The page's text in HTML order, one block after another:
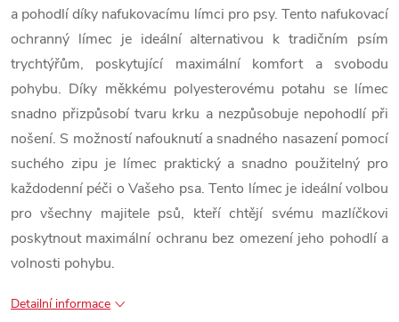
a pohodlí díky nafukovacímu límci pro psy. Tento nafukovací
ochranný límec je ideální alternativou k tradičním psím
trychtýřům, poskytující maximální komfort a svobodu
pohybu. Díky měkkému polyesterovému potahu se límec
snadno přizpůsobí tvaru krku a nezpůsobuje nepohodlí při
nošení. S možností nafouknutí a snadného nasazení pomocí
suchého zipu je límec praktický a snadno použitelný pro
každodenní péči o Vašeho psa. Tento límec je ideální volbou
pro všechny majitele psů, kteří chtějí svému mazlíčkovi
poskytnout maximální ochranu bez omezení jeho pohodlí a
volnosti pohybu.
Detailní informace